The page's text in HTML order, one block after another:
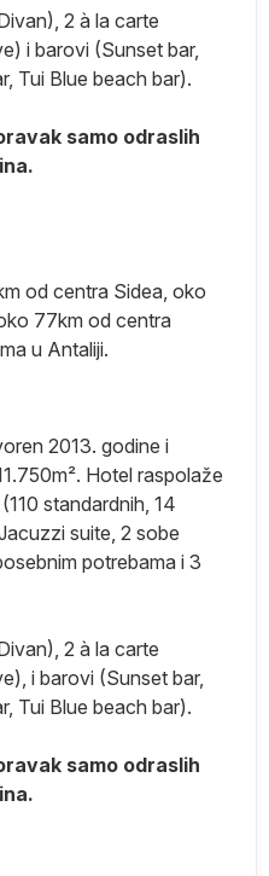
2 à la carte
i barovi (Sunset bar,
Tui Blue beach bar).
samo odraslih
od centra Sidea, oko
77km od centra
u Antaliji.
2013. godine i
Hotel raspolaže
standardnih, 14
suite, 2 sobe
potrebama i 3
2 à la carte
i barovi (Sunset bar,
Tui Blue beach bar).
samo odraslih